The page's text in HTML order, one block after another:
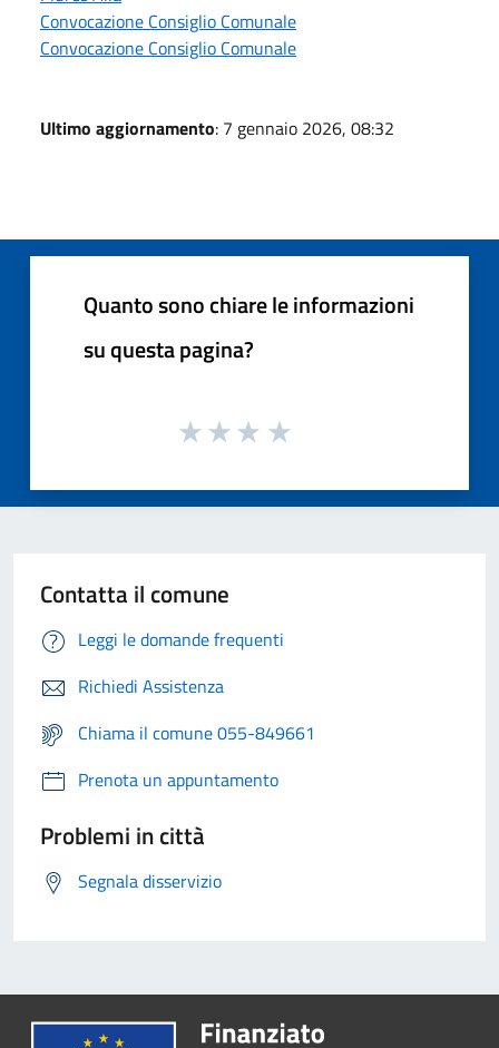
Convocazione Consiglio Comunale
Convocazione Consiglio Comunale
Ultimo aggiornamento: 7 gennaio 2026, 08:32
Quanto sono chiare le informazioni
su questa pagina?
Contatta il comune
Leggi le domande frequenti
Richiedi Assistenza
Chiama il comune 055-849661
Prenota un appuntamento
Problemi in città
Segnala disservizio